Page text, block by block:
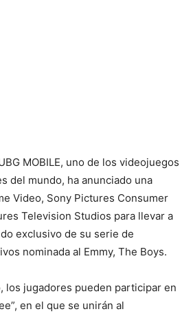
MOBILE, uno de los videojuegos
del mundo, ha anunciado una
Video, Sony Pictures Consumer
Television Studios para llevar a
exclusivo de su serie de
nominada al Emmy, The Boys.
los jugadores pueden participar en
en el que se unirán al